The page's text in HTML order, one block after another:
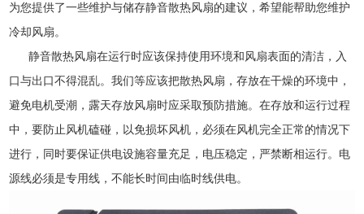
为您提供了一些维护与储存静音散热风扇的建议，希望能帮助您维护
冷却风扇。
静音散热风扇在运行时应该保持使用环境和风扇表面的清洁，入
口与出口不得混乱。我们等应该把散热风扇，存放在干燥的环境中，
避免电机受潮，露天存放风扇时应采取预防措施。在存放和运行过程
中，要防止风机磕碰，以免损坏风机，必须在风机完全正常的情况下
进行，同时要保证供电设施容量充足，电压稳定，严禁断相运行。电
源线必须是专用线，不能长时间由临时线供电。